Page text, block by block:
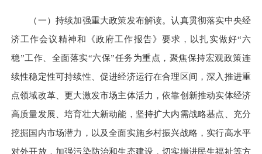
（一）持续加强重大政策发布解读。认真贯彻落实中央经
济工作会议精神和《政府工作报告》要求，以扎实做好“六
稳”工作、全面落实“六保”任务为重点，聚焦保持宏观政策连
续性稳定性可持续性、促进经济运行在合理区间，深入推进重
点领域改革、更大激发市场主体活力，依靠创新推动实体经济
高质量发展、培育壮大新动能，坚持扩大内需战略基点、充分
挖掘国内市场潜力，以及全面实施乡村振兴战略，实行高水平
对外开放，加强污染防治和生态建设，切实增进民生福祉等方